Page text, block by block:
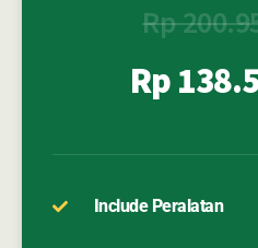
Rp
Rp
Include Peralatan